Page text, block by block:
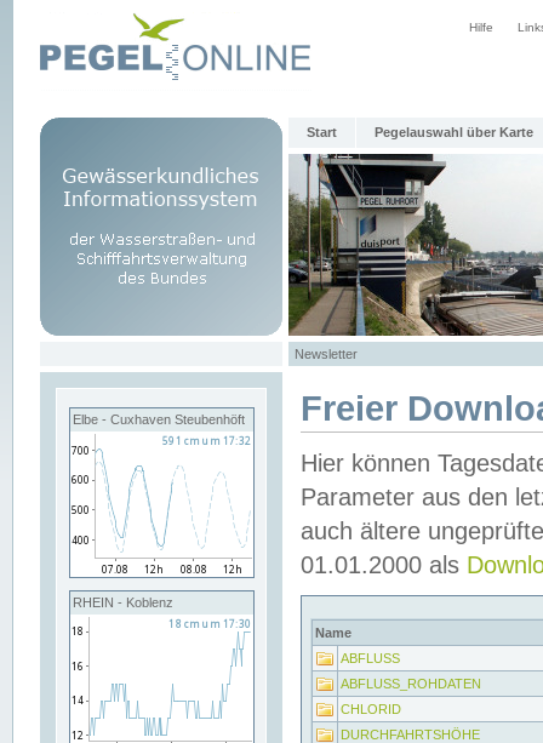
Hilfe
Start Pegelauswahl über Karte
Newsletter
Elbe - Cuxhaven Steubenhöft
RHEIN - Koblenz
Freier
Hier können
Parameter aus den
auch ältere
01.01.2000 als
Name
ABFLUSS
ABFLUSS_ROHDATEN
CHLORID
DURCHFAHRTSHÖHE